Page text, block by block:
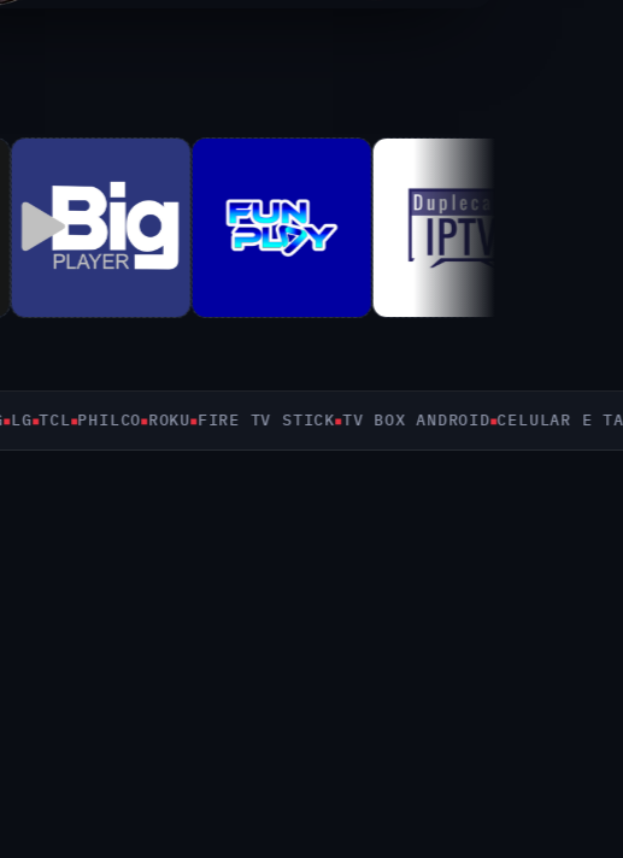
TCL PHILCO ROKU FIRE TV STICK TV BOX ANDROID CELULAR E